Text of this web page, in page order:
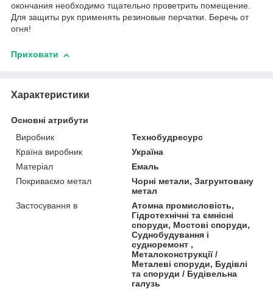
окончания необходимо тщательно проветрить помещение.
Для защиты рук применять резиновые перчатки. Беречь от
огня!
Приховати
Характеристики
Основні атрибути
Виробник
Технобудресурс
Країна виробник
Україна
Матеріал
Емаль
Покриваємо метал
Чорні метали, Загрунтовану
метал
Застосування в
Атомна промисловість,
Гідротехнічні та ємнісні
споруди, Мостові споруди,
Суднобудування і
судноремонт ,
Металоконструкції /
Металеві споруди, Будівлі
та споруди / Будівельна
галузь